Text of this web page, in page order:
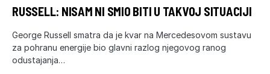
RUSSELL: NISAM NI SMIO BITI U TAKVOJ SITUACIJI
George Russell smatra da je kvar na Mercedesovom sustavu
za pohranu energije bio glavni razlog njegovog ranog
odustajanja…